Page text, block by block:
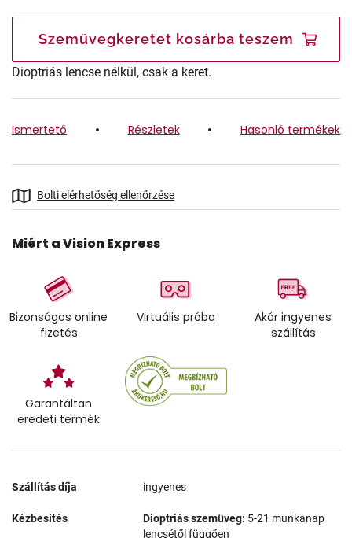
Szemüvegkeretet kosárba teszem
Dioptriás lencse nélkül, csak a keret.
Ismertető Részletek Hasonló termékek
Bolti elérhetőség ellenőrzése
Miért a Vision Express
Bizonságos online
fizetés
Virtuális próba
Akár ingyenes
szállítás
Garantáltan
eredeti termék
Szállítás díja ingyenes
Kézbesítés Dioptriás szemüveg: 5-21 munkanap
lencsétől függően